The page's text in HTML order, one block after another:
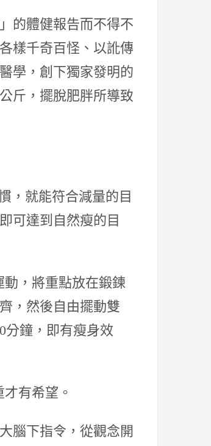
的體健報告而不得不
樣千奇百怪、以訛傳
學，創下獨家發明的
斤，擺脫肥胖所導致
，就能符合減量的目
可達到自然瘦的目
，將重點放在鍛鍊
，然後自由擺動雙
分鐘，即有瘦身效
有希望。
腦下指令，從觀念開